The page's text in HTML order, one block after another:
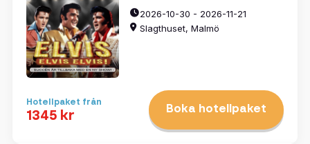
2026-10-30 - 2026-11-21
Slagthuset, Malmö
Hotellpaket från
1345 kr Boka hotellpaket